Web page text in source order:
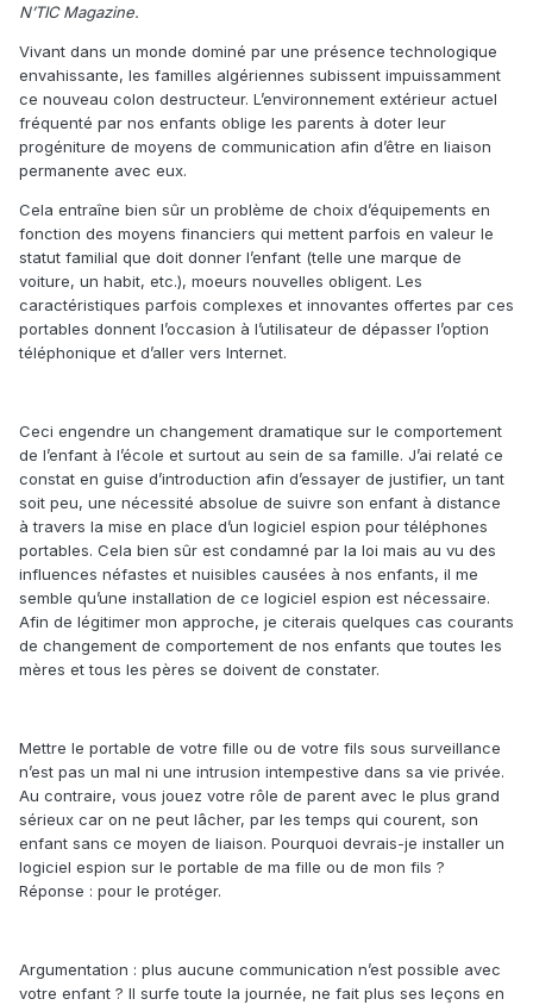
N’TIC Magazine.
Vivant dans un monde dominé par une présence technologique
envahissante, les familles algériennes subissent impuissamment
ce nouveau colon destructeur. L’environnement extérieur actuel
fréquenté par nos enfants oblige les parents à doter leur
progéniture de moyens de communication afin d’être en liaison
permanente avec eux.
Cela entraîne bien sûr un problème de choix d’équipements en
fonction des moyens financiers qui mettent parfois en valeur le
statut familial que doit donner l’enfant (telle une marque de
voiture, un habit, etc.), moeurs nouvelles obligent. Les
caractéristiques parfois complexes et innovantes offertes par ces
portables donnent l’occasion à l’utilisateur de dépasser l’option
téléphonique et d’aller vers Internet.
Ceci engendre un changement dramatique sur le comportement
de l’enfant à l’école et surtout au sein de sa famille. J’ai relaté ce
constat en guise d’introduction afin d’essayer de justifier, un tant
soit peu, une nécessité absolue de suivre son enfant à distance
à travers la mise en place d’un logiciel espion pour téléphones
portables. Cela bien sûr est condamné par la loi mais au vu des
influences néfastes et nuisibles causées à nos enfants, il me
semble qu’une installation de ce logiciel espion est nécessaire.
Afin de légitimer mon approche, je citerais quelques cas courants
de changement de comportement de nos enfants que toutes les
mères et tous les pères se doivent de constater.
Mettre le portable de votre fille ou de votre fils sous surveillance
n’est pas un mal ni une intrusion intempestive dans sa vie privée.
Au contraire, vous jouez votre rôle de parent avec le plus grand
sérieux car on ne peut lâcher, par les temps qui courent, son
enfant sans ce moyen de liaison. Pourquoi devrais-je installer un
logiciel espion sur le portable de ma fille ou de mon fils ?
Réponse : pour le protéger.
Argumentation : plus aucune communication n’est possible avec
votre enfant ? Il surfe toute la journée, ne fait plus ses leçons en